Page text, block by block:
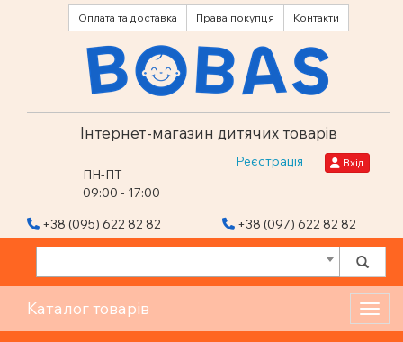
Оплата та доставка Права покупця Контакти
Інтернет-магазин дитячих товарів
ПН-ПТ
09:00 - 17:00
Реєстрація Вхід
+38 (095) 622 82 82 +38 (097) 622 82 82
Каталог товарів